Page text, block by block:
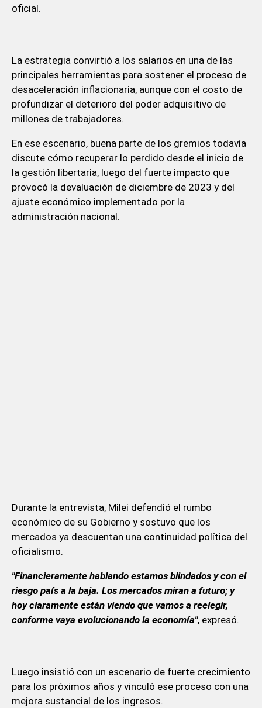
oficial.
La estrategia convirtió a los salarios en una de las
principales herramientas para sostener el proceso de
desaceleración inflacionaria, aunque con el costo de
profundizar el deterioro del poder adquisitivo de
millones de trabajadores.
En ese escenario, buena parte de los gremios todavía
discute cómo recuperar lo perdido desde el inicio de
la gestión libertaria, luego del fuerte impacto que
provocó la devaluación de diciembre de 2023 y del
ajuste económico implementado por la
administración nacional.
Durante la entrevista, Milei defendió el rumbo
económico de su Gobierno y sostuvo que los
mercados ya descuentan una continuidad política del
oficialismo.
"Financieramente hablando estamos blindados y con el
riesgo país a la baja. Los mercados miran a futuro; y
hoy claramente están viendo que vamos a reelegir,
conforme vaya evolucionando la economía", expresó.
Luego insistió con un escenario de fuerte crecimiento
para los próximos años y vinculó ese proceso con una
mejora sustancial de los ingresos.